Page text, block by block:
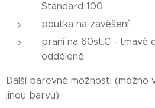
Standard 100
poutka na zavěšení
praní na 60st.C - tmavé
odděleně.
Další barevné možnosti (možno
jinou barvu)